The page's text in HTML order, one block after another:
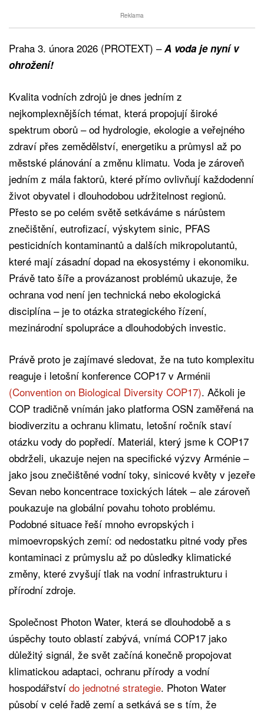
Reklama
Praha 3. února 2026 (PROTEXT) –A voda je nyní v
ohrožení!
Kvalita vodních zdrojů je dnes jedním z
nejkomplexnějších témat, která propojují široké
spektrum oborů – od hydrologie, ekologie a veřejného
zdraví přes zemědělství, energetiku a průmysl až po
městské plánování a změnu klimatu. Voda je zároveň
jedním z mála faktorů, které přímo ovlivňují každodenní
život obyvatel i dlouhodobou udržitelnost regionů.
Přesto se po celém světě setkáváme s nárůstem
znečištění, eutrofizací, výskytem sinic, PFAS
pesticidních kontaminantů a dalších mikropolutantů,
které mají zásadní dopad na ekosystémy i ekonomiku.
Právě tato šíře a provázanost problémů ukazuje, že
ochrana vod není jen technická nebo ekologická
disciplína – je to otázka strategického řízení,
mezinárodní spolupráce a dlouhodobých investic.
Právě proto je zajímavé sledovat, že na tuto komplexitu
reaguje i letošní konference COP17 v Arménii
(Convention on Biological Diversity COP17). Ačkoli je
COP tradičně vnímán jako platforma OSN zaměřená na
biodiverzitu a ochranu klimatu, letošní ročník staví
otázku vody do popředí. Materiál, který jsme k COP17
obdrželi, ukazuje nejen na specifické výzvy Arménie –
jako jsou znečištěné vodní toky, sinicové květy v jezeře
Sevan nebo koncentrace toxických látek – ale zároveň
poukazuje na globální povahu tohoto problému.
Podobné situace řeší mnoho evropských i
mimoevropských zemí: od nedostatku pitné vody přes
kontaminaci z průmyslu až po důsledky klimatické
změny, které zvyšují tlak na vodní infrastrukturu i
přírodní zdroje.
Společnost Photon Water, která se dlouhodobě a s
úspěchy touto oblastí zabývá, vnímá COP17 jako
důležitý signál, že svět začíná konečně propojovat
klimatickou adaptaci, ochranu přírody a vodní
hospodářství do jednotné strategie. Photon Water
působí v celé řadě zemí a setkává se s tím, že